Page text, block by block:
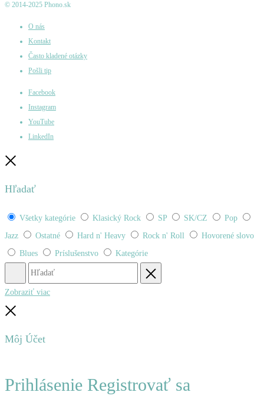
© 2014-2025 Phono.sk
O nás
Kontakt
Často kladené otázky
Pošli tip
Facebook
Instagram
YouTube
LinkedIn
Hľadať
Všetky kategórie Klasický Rock SP SK/CZ
Pop
Jazz
Ostatné Hard n' Heavy Rock n' Roll
Hovorené slovo
Blues
Príslušenstvo Kategórie
Hľadať
Zobraziť viac
Môj Účet
Prihlásenie Registrovať sa